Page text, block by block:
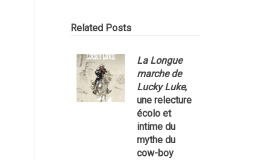
Related Posts
La Longue
marche de
Lucky Luke,
une relecture
écolo et
intime du
mythe du
cow-boy